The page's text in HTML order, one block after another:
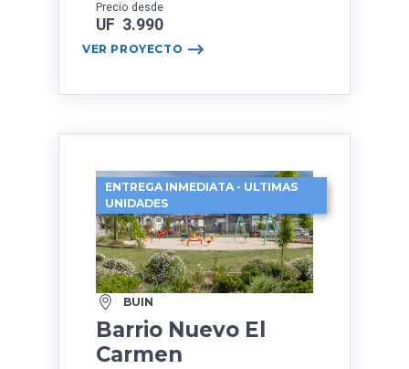
Precio desde
UF 3.990
VER PROYECTO
ENTREGA INMEDIATA - ULTIMAS
UNIDADES
BUIN
Barrio Nuevo El
Carmen